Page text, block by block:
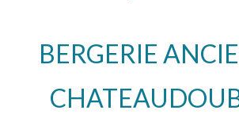
BERGERIE